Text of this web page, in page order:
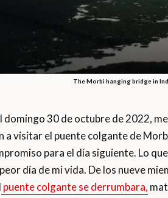
The Morbi hanging bridge in
domingo 30 de octubre de 2022,
a visitar el puente colgante de
para el día siguiente. Lo
día de mi vida. De los nueve
puente colgante se derrumbara,